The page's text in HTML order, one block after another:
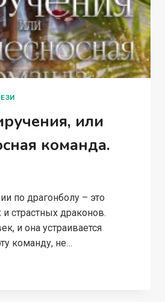
или
команда.
по драгонболу – это
страстных драконов.
и она устраивается
команду, не…